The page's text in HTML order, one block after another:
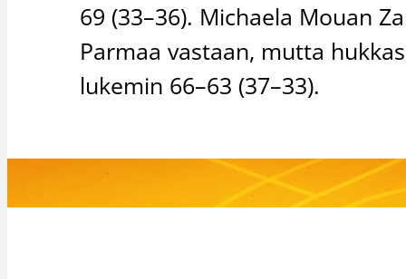
69 (33–36). Michaela Mouan
Parmaa vastaan, mutta
lukemin 66–63 (37–33).